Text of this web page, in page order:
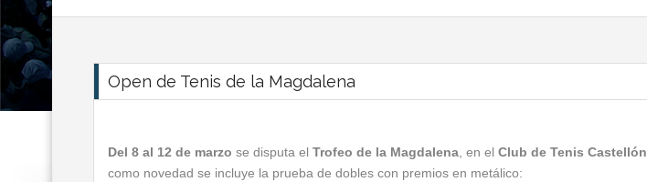
Open de Tenis de la Magdalena
Del 8 al 12 de marzo se disputa el Trofeo de la Magdalena , en el Club de Tenis Castellón
como novedad se incluye la prueba de dobles con premios en metálico: